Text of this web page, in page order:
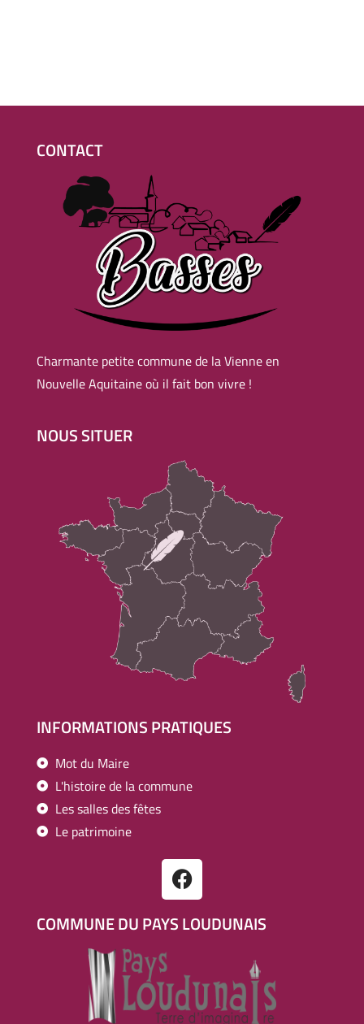
CONTACT
Charmante petite commune de la Vienne en
Nouvelle Aquitaine où il fait bon vivre !
NOUS SITUER
INFORMATIONS PRATIQUES
Mot du Maire
L'histoire de la commune
Les salles des fêtes
Le patrimoine
COMMUNE DU PAYS LOUDUNAIS